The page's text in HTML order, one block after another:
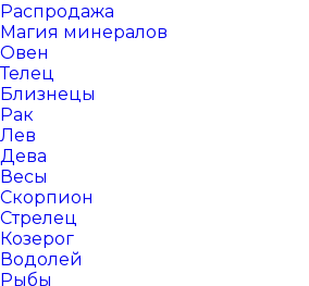
Распродажа
Магия минералов
Овен
Телец
Близнецы
Рак
Лев
Дева
Весы
Скорпион
Стрелец
Козерог
Водолей
Рыбы